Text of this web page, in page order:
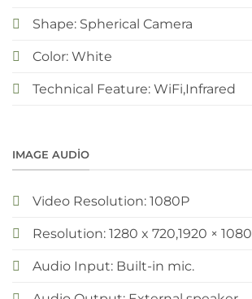
Shape: Spherical Camera
Color: White
Technical Feature: WiFi,Infrared
IMAGE AUDIO
Video Resolution: 1080P
Resolution: 1280 x 720,1920 × 1080
Audio Input: Built-in mic.